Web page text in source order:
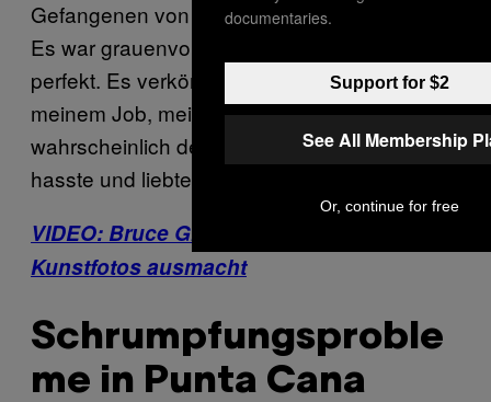
Gefangenen von 2004 interpretieren konnte.
Es war grauenvoll, verstörend und einfach
perfekt. Es verkörperte alles, was ich an
meinem Job, meinem Kaff und
wahrscheinlich dem ganzen Universum
hasste und liebte.
VIDEO: Bruce Gilden weiß, was gute
Kunstfotos ausmacht
Schrumpfungsproble
me in Punta Cana
documentaries.
Support for $2
See All Membership
Or, continue for free